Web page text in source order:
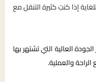
إذا كنتِ كثيرة التنقل مع
العالية التي تشتهر بها
والعملية.